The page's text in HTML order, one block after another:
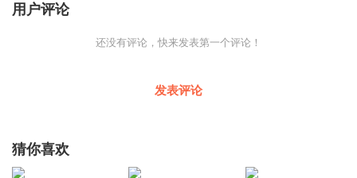
用户评论
还没有评论，快来发表第一个评论！
发表评论
猜你喜欢